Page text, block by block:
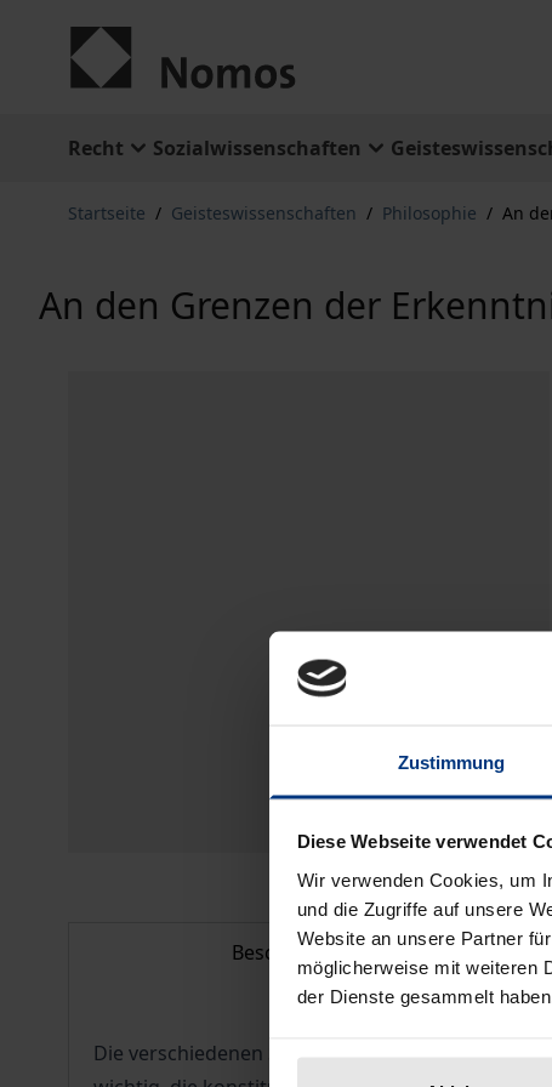
Zustimmung
Diese Webseite verwendet
Wir verwenden Cookies, um
und die Zugriffe auf unsere
Website an unsere Partner
möglicherweise mit weiteren
der Dienste gesammelt
Recht Sozialwissenschaften
Startseite / Geisteswissenschaften / Philosophie / An
An den Grenzen der
Beschreibung
Die verschiedenen Spielarten des Skeptizismus